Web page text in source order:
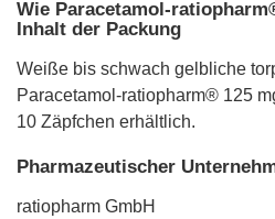
Wie Paracetamol-
Inhalt der Packung
Weiße bis schwach gelbliche
Paracetamol-ratiopharm® 125
10 Zäpfchen erhältlich.
Pharmazeutischer
ratiopharm GmbH